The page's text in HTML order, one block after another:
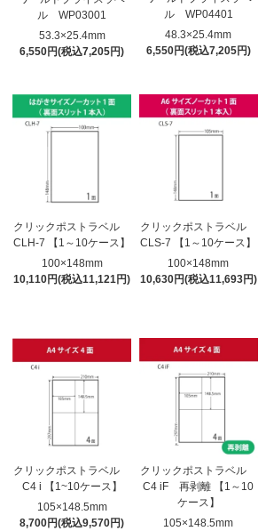
ル WP03001
53.3×25.4mm
6,550円(税込7,205円)
ル WP04401
48.3×25.4mm
6,550円(税込7,205円)
クリックポストラベル
CLH-7 【1～10ケース】
100×148mm
10,110円(税込11,121円)
クリックポストラベル
CLS-7 【1～10ケース】
100×148mm
10,630円(税込11,693円)
クリックポストラベル
C4 i 【1~10ケース】
105×148.5mm
8,700円(税込9,570円)
クリックポストラベル
C4 iF 再剥離 【1～10
ケース】
105×148.5mm